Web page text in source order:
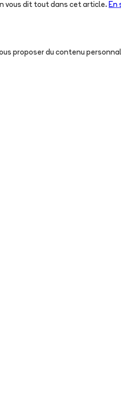
vous dit tout dans cet article. En
proposer du contenu